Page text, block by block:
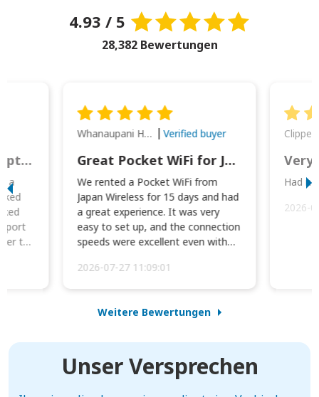
4.93 / 5
28,382 Bewertungen
This was wonderful option to a family of four. Everything worked smoothly.
a
to
Whanaupani Henry Joseph Macown Verified buyer
Great Pocket WiFi for Japan Travel
We rented a Pocket WiFi from
Japan Wireless for 15 days and had
a great experience. It was very
easy to set up, and the connection
speeds were excellent even with
2026-07-27 11:09:01
Very
Had
2026-
Weitere Bewertungen
Unser Versprechen